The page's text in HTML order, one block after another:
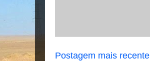
Postagem mais recente